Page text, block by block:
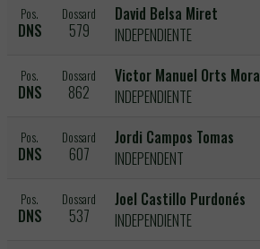
Pos.
DNS
Dossard
579
David Belsa Miret
INDEPENDIENTE
Pos.
DNS
Dossard
862
Victor Manuel Orts Mora
INDEPENDIENTE
Pos.
DNS
Dossard
607
Jordi Campos Tomas
INDEPENDENT
Pos.
DNS
Dossard
537
Joel Castillo Purdonés
INDEPENDIENTE